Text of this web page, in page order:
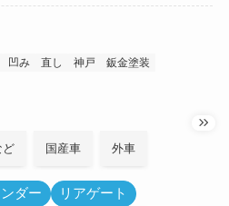
凹み 直し 神戸 鈑金塗装
ど 国産車 外車
ダー
リアゲート